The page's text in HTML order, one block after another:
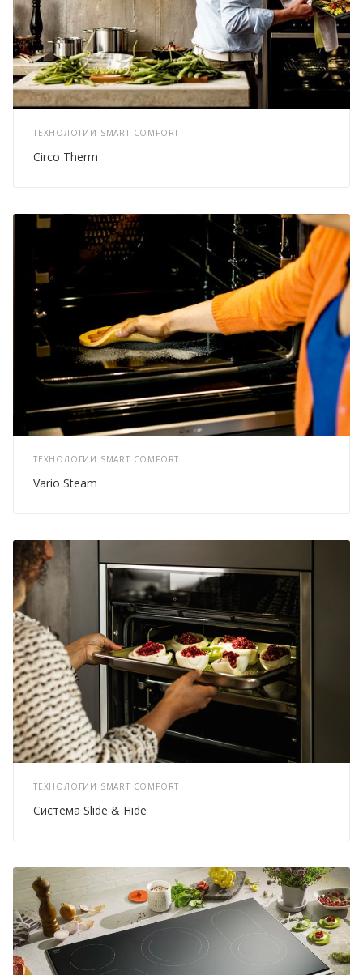
ТЕХНОЛОГИИ SMART COMFORT
Circo Therm
ТЕХНОЛОГИИ SMART COMFORT
Vario Steam
ТЕХНОЛОГИИ SMART COMFORT
Система Slide & Hide